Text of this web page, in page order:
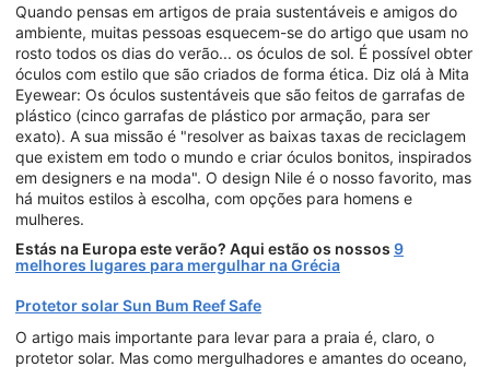
Quando pensas em artigos de praia sustentáveis e amigos do
ambiente, muitas pessoas esquecem-se do artigo que usam no
rosto todos os dias do verão... os óculos de sol. É possível obter
óculos com estilo que são criados de forma ética. Diz olá à Mita
Eyewear: Os óculos sustentáveis que são feitos de garrafas de
plástico (cinco garrafas de plástico por armação, para ser
exato). A sua missão é "resolver as baixas taxas de reciclagem
que existem em todo o mundo e criar óculos bonitos, inspirados
em designers e na moda". O design Nile é o nosso favorito, mas
há muitos estilos à escolha, com opções para homens e
mulheres.
Estás na Europa este verão? Aqui estão os nossos 9
melhores lugares para mergulhar na Grécia
Protetor solar Sun Bum Reef Safe
O artigo mais importante para levar para a praia é, claro, o
protetor solar. Mas como mergulhadores e amantes do oceano,